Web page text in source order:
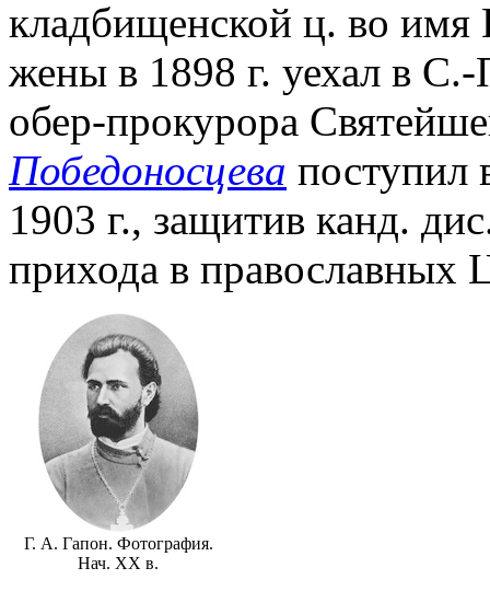
кладбищенской ц. во имя
жены в 1898 г. уехал в С.-
обер-прокурора
Победоносцева
1903 г., защитив канд.
прихода в православных
Г. А. Гапон. Фотография.
Нач. ХХ в.